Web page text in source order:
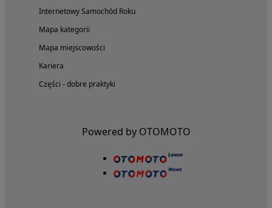
Internetowy Samochód Roku
Mapa kategorii
Mapa miejscowości
Kariera
Części - dobre praktyki
Powered by OTOMOTO